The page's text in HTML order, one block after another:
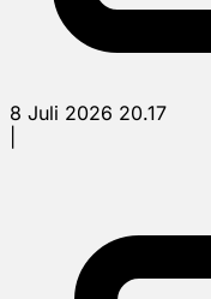
8 Juli 2026 20.17